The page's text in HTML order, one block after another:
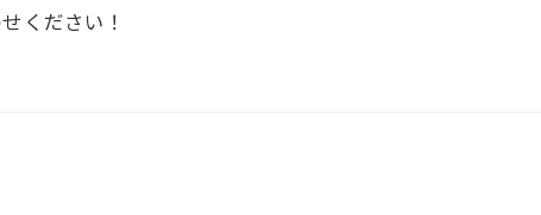
ください！